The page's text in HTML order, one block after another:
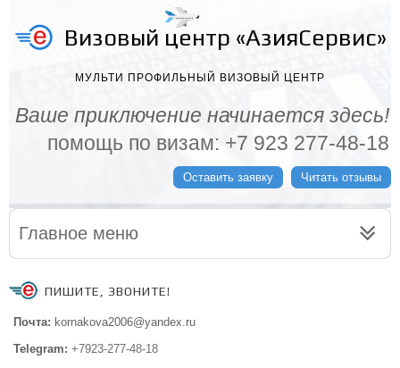
Визовый центр «АзияСервис»
МУЛЬТИ ПРОФИЛЬНЫЙ ВИЗОВЫЙ ЦЕНТР
Ваше приключение начинается здесь!
помощь по визам: +7 923 277-48-18
Оставить заявку Читать отзывы
Главное меню
ПИШИТЕ, ЗВОНИТЕ!
Почта: kornakova2006@yandex.ru
Telegram: +7923-277-48-18